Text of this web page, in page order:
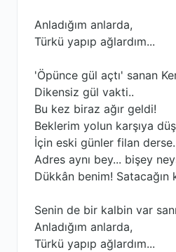
Anladığım anlarda,
Türkü yapıp ağlardım...
'Öpünce gül açtı' sanan
Dikensiz gül vakti..
Bu kez biraz ağır geldi!
Beklerim yolun karşıya
İçin eski günler filan
Adres aynı bey... bişey
Dükkân benim! Satacağın
Senin de bir kalbin var
Anladığım anlarda,
Türkü yapıp ağlardım...